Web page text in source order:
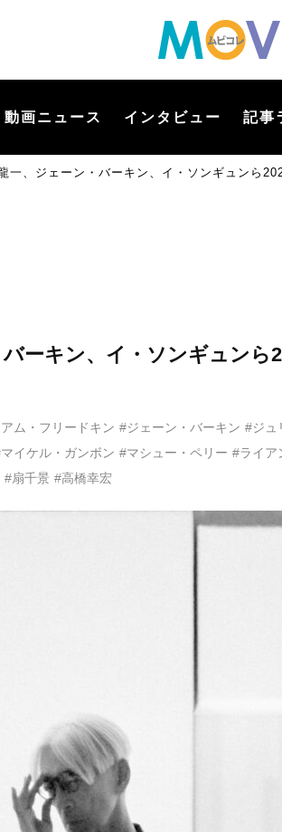
動画ニュース インタビュー 記事
一、ジェーン・バーキン、イ・ソンギュンら
ーキン、イ・ソンギュンら
ム・フリードキン #ジェーン・バーキン #ジュ
イケル・ガンボン #マシュー・ペリー #ライア
#扇千景 #高橋幸宏